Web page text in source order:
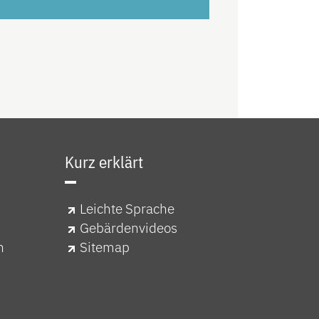
Kurz erklärt
Leichte Sprache
Gebärdenvideos
Sitemap